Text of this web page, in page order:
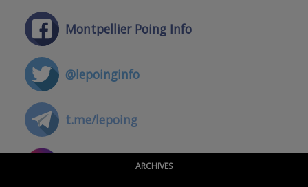
Montpellier Poing Info
@lepoinginfo
t.me/lepoing
@montpellierpoinginfo
ARCHIVES